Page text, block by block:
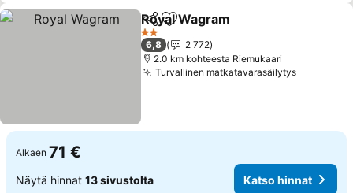
Jaa Lisää suosikkeihin
Royal Wagram
2 Tähtiluokitus
6,8
2 772
2.0 km kohteesta Riemukaari
Turvallinen matkatavarasäilytys
Alkaen 71 €
Näytä hinnat 13 sivustolta Katso hinnat